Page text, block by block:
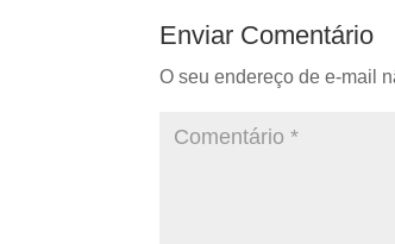
Enviar Comentário
O seu endereço de e-mail